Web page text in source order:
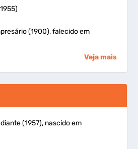
(1900), falecido em
Veja mais
(1957), nascido em